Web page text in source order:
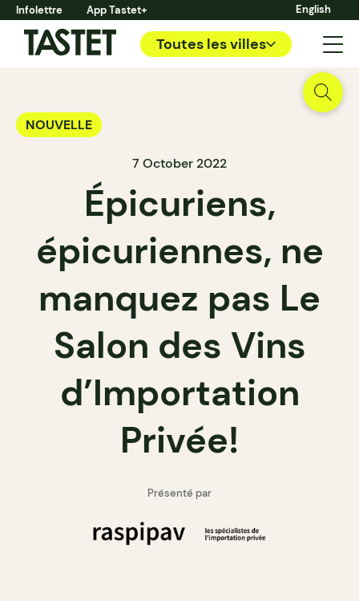
Infolettre App Tastet+ English
Toutes les villes
NOUVELLE
7 October 2022
Épicuriens,
épicuriennes, ne
manquez pas Le
Salon des Vins
d’Importation
Privée!
Présenté par